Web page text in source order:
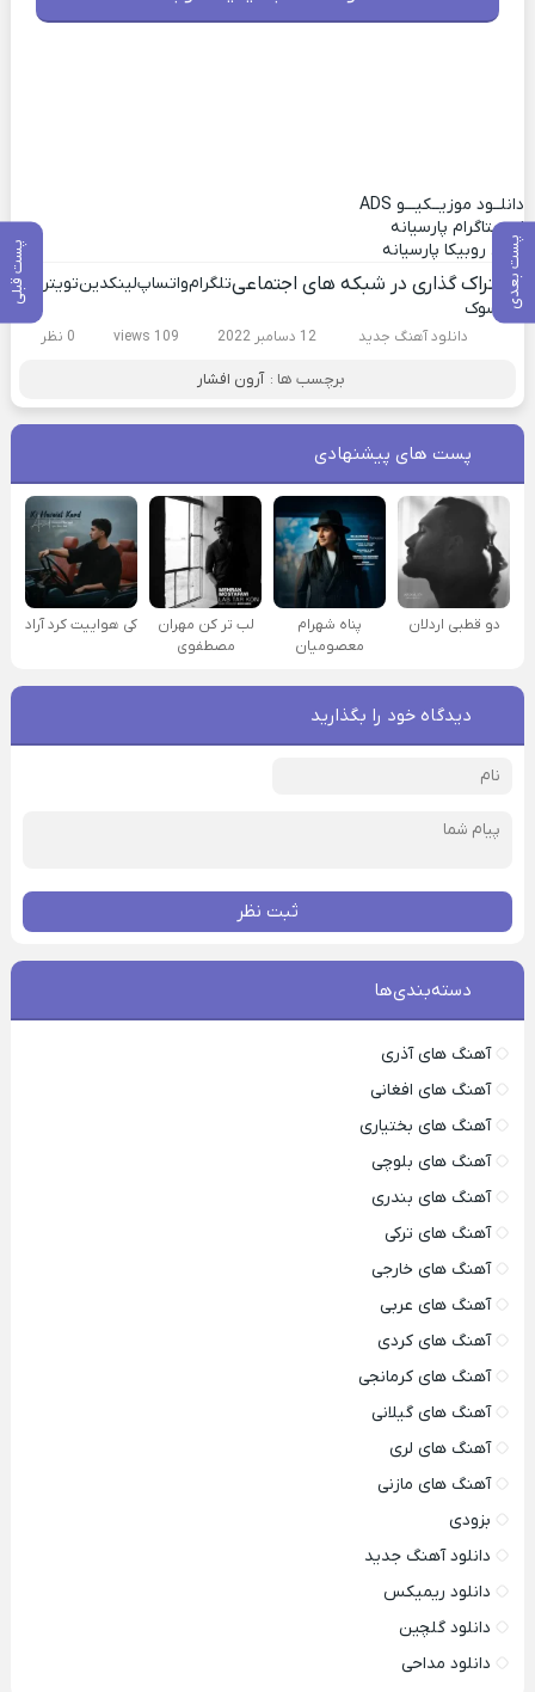
پست بعدی پست قبلی
دانلــود موزیــکیـــو ADS
اینستاگرام پارسیانه
کانال روبیکا پارسیانه
اشتراک گذاری در شبکه های اجتماعیتلگرامواتساپلینکدینتویتر
فیسوک
دانلود آهنگ جدید 12 دسامبر 2022 109 views 0 نظر
برچسب ها : آرون افشار
پست های پیشنهادی
دو قطبی اردلان
پناه شهرام
معصومیان
لب تر کن مهران
مصطفوی
کی هواییت کرد آراد
دیدگاه خود را بگذارید
ثبت نظر
دسته‌بندی‌ها
آهنگ های آذری
آهنگ های افغانی
آهنگ های بختیاری
آهنگ های بلوچی
آهنگ های بندری
آهنگ های ترکی
آهنگ های خارجی
آهنگ های عربی
آهنگ های کردی
آهنگ های کرمانجی
آهنگ های گیلانی
آهنگ های لری
آهنگ های مازنی
بزودی
دانلود آهنگ جدید
دانلود ریمیکس
دانلود گلچین
دانلود مداحی